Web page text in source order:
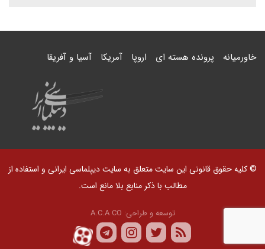
خاورمیانه پرونده هسته ای اروپا آمریکا آسیا و آفریقا
© کلیه حقوق قانونی این سایت متعلق به سایت دیپلماسی ایرانی و استفاده از
مطالب با ذکر منابع بلا مانع است.
توسعه و طراحی: A.C.A CO